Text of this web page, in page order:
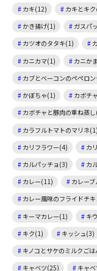
カキ(12)
カキとキ
かき揚げ(1)
ガスパ
カツオのタタキ(1)
カニカマ(1)
カニか
カブとベーコンのペペロ
かぼちゃ(1)
カボチ
カボチャと豚肉の重ね蒸
カラフルトマトのマリネ(1)
カリフラワー(4)
カ
カルパッチョ(3)
カ
カレー(11)
カレー
カレー風味のフライドチ
キーマカレー(1)
キ
キク(1)
キッシュ(3)
キノコとサケのミルクご
キャベツ(25)
キャ